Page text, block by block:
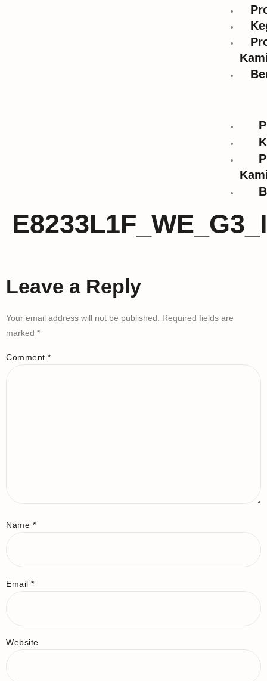
Leave a Reply
Your email address will not be published. Required fields are
marked *
Comment *
Name *
Email *
Website